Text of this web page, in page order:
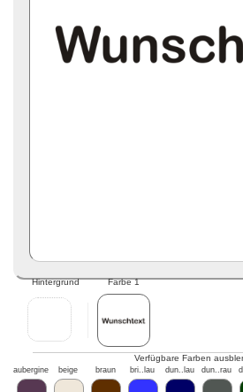
Hintergrund Farbe 1
Verfügbare Farben
aubergine beige braun bri..lau dun..lau dun..rau